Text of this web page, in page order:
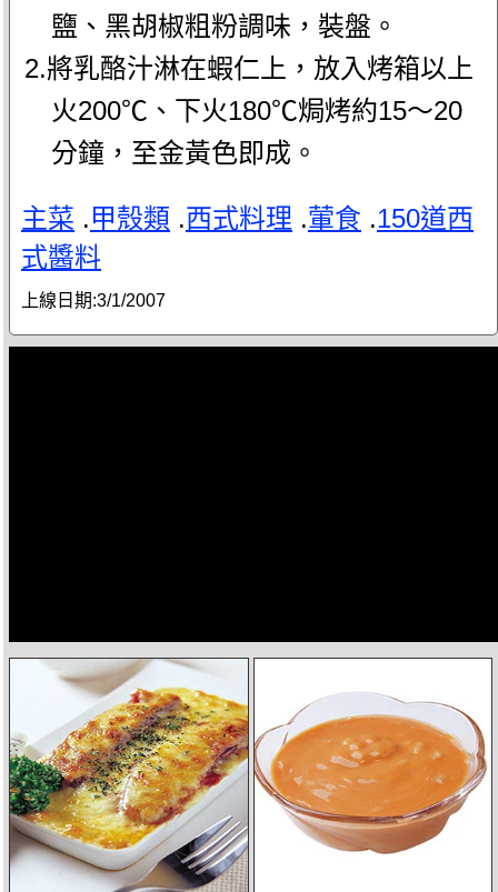
鹽、黑胡椒粗粉調味，裝盤。
2.將乳酪汁淋在蝦仁上，放入烤箱以上
火200℃、下火180℃焗烤約15～20
分鐘，至金黃色即成。
主菜 .甲殼類 .西式料理 .葷食 .150道西
式醬料
上線日期:3/1/2007